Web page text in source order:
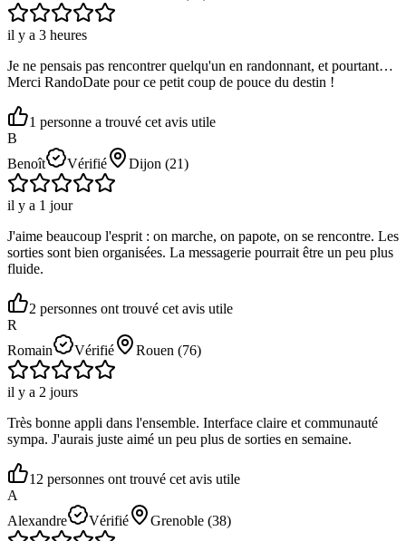
il y a 3 heures
Je ne pensais pas rencontrer quelqu'un en randonnant, et pourtant…
Merci RandoDate pour ce petit coup de pouce du destin !
1 personne a trouvé cet avis utile
B
Benoît
Vérifié Dijon (21)
il y a 1 jour
J'aime beaucoup l'esprit : on marche, on papote, on se rencontre. Les
sorties sont bien organisées. La messagerie pourrait être un peu plus
fluide.
2 personnes onttrouvé cet avis utile
R
Romain
Vérifié Rouen (76)
il y a 2 jours
Très bonne appli dans l'ensemble. Interface claire et communauté
sympa. J'aurais juste aimé un peu plus de sorties en semaine.
12 personnes onttrouvé cet avis utile
A
Alexandre
Vérifié Grenoble (38)